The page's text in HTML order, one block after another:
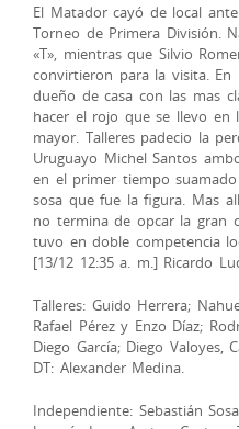
El Matador cayó de local
Torneo de Primera División.
«T», mientras que Silvio
convirtieron para la visita.
dueño de casa con las mas
hacer el rojo que se llevo
mayor. Talleres padecio la
Uruguayo Michel Santos
en el primer tiempo
sosa que fue la figura. Mas
no termina de opcar la gran
tuvo en doble competencia
[13/12 12:35 a. m.] Ricardo
Talleres: Guido Herrera;
Rafael Pérez y Enzo Díaz;
Diego García; Diego Valoyes,
DT: Alexander Medina.
Independiente: Sebastián